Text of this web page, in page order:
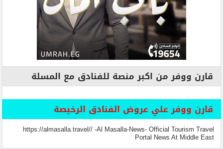
قارن ووفر من اكبر منصة للفنادق مع المسلة
قارن ووفر علي عروض الفنادق الرخيصة
https://almasalla.travel// -Al Masalla-News- Official Tourism Travel
Portal News At Middle East